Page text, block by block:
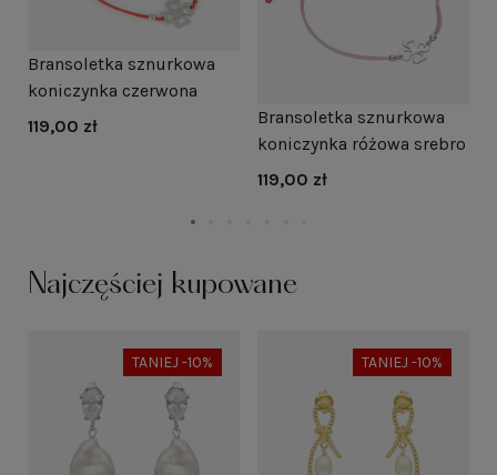
Bransoletka sznurkowa
koniczynka czerwona
119,00 zł
Bransoletka sznurkowa
koniczynka różowa srebro
119,00 zł
Najczęściej kupowane
TANIEJ -10% TANIEJ -10%